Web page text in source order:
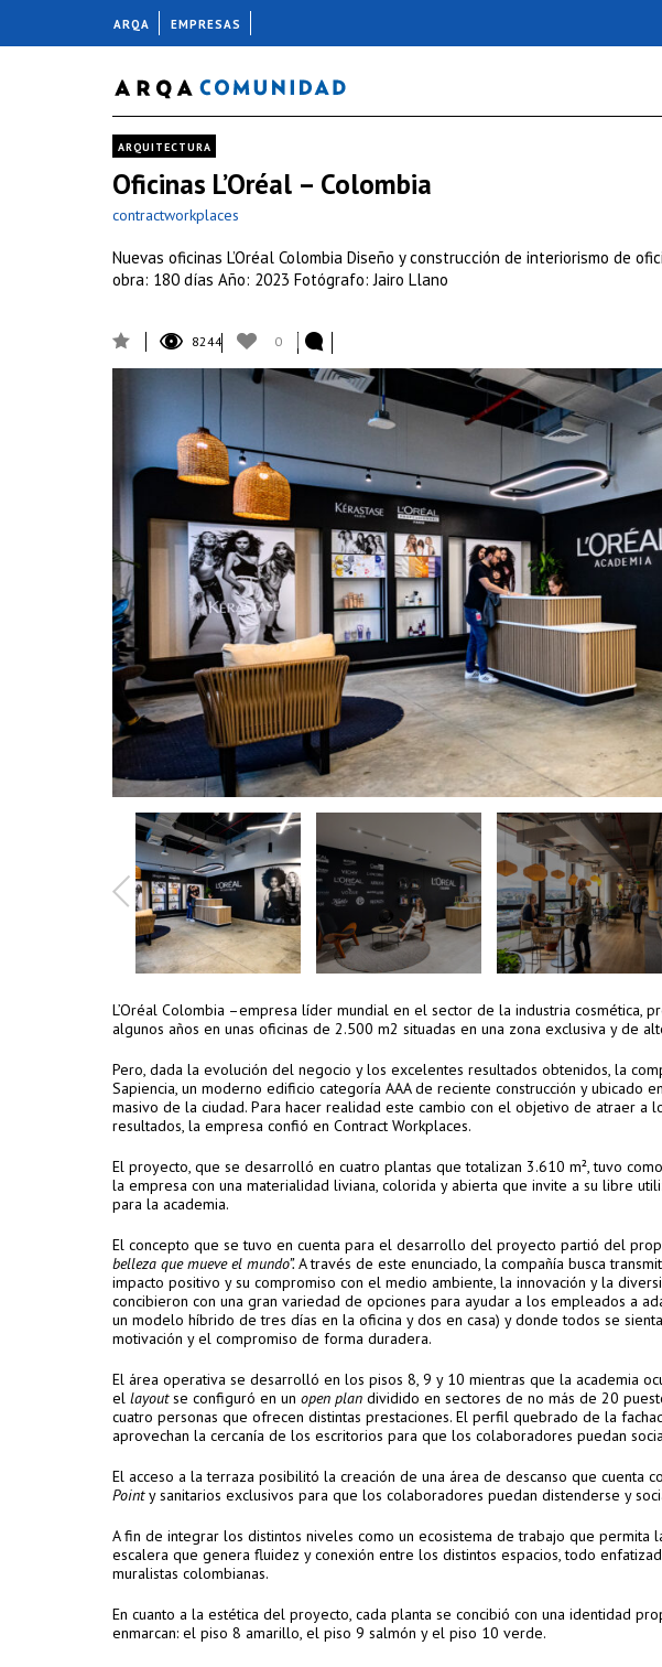
ARQUITECTURA
Oficinas L’Oréal – Colombia
contractworkplaces
Nuevas oficinas L’Oréal Colombia Diseño y construcción de interiorismo de
obra: 180 días Año: 2023 Fotógrafo: Jairo Llano
8244 0
L’Oréal Colombia –empresa líder mundial en el sector de la industria cosmética,
algunos años en unas oficinas de 2.500 m2 situadas en una zona exclusiva y de
Pero, dada la evolución del negocio y los excelentes resultados obtenidos, la
Sapiencia, un moderno edificio categoría AAA de reciente construcción y ubicado
masivo de la ciudad. Para hacer realidad este cambio con el objetivo de atraer a
resultados, la empresa confió en Contract Workplaces.
El proyecto, que se desarrolló en cuatro plantas que totalizan 3.610 m², tuvo
la empresa con una materialidad liviana, colorida y abierta que invite a su libre
para la academia.
El concepto que se tuvo en cuenta para el desarrollo del proyecto partió del
belleza que mueve el mundo”.A través de este enunciado, la compañía busca
impacto positivo y su compromiso con el medio ambiente, la innovación y la
concibieron con una gran variedad de opciones para ayudar a los empleados a
un modelo híbrido de tres días en la oficina y dos en casa) y donde todos se
motivación y el compromiso de forma duradera.
El área operativa se desarrolló en los pisos 8, 9 y 10 mientras que la academia
el layoutse configuró en un open plan dividido en sectores de no más de 20
cuatro personas que ofrecen distintas prestaciones. El perfil quebrado de la
aprovechan la cercanía de los escritorios para que los colaboradores puedan
El acceso a la terraza posibilitó la creación de una área de descanso que cuenta
Pointy sanitarios exclusivos para que los colaboradores puedan distenderse y
A fin de integrar los distintos niveles como un ecosistema de trabajo que permita
escalera que genera fluidez y conexión entre los distintos espacios, todo
muralistas colombianas.
En cuanto a la estética del proyecto, cada planta se concibió con una identidad
enmarcan: el piso 8 amarillo, el piso 9 salmón y el piso 10 verde.
ARQA EMPRESAS